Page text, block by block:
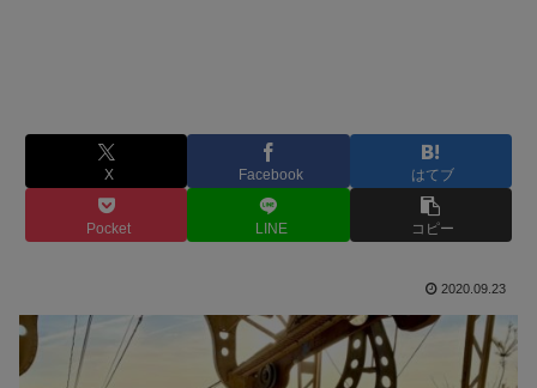
X Facebook はてブ
Pocket LINE コピー
2020.09.23